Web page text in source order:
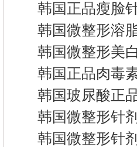
韩国正品瘦脸
韩国微整形溶
韩国微整形美
韩国正品肉毒
韩国玻尿酸正
韩国微整形针
韩国微整形针